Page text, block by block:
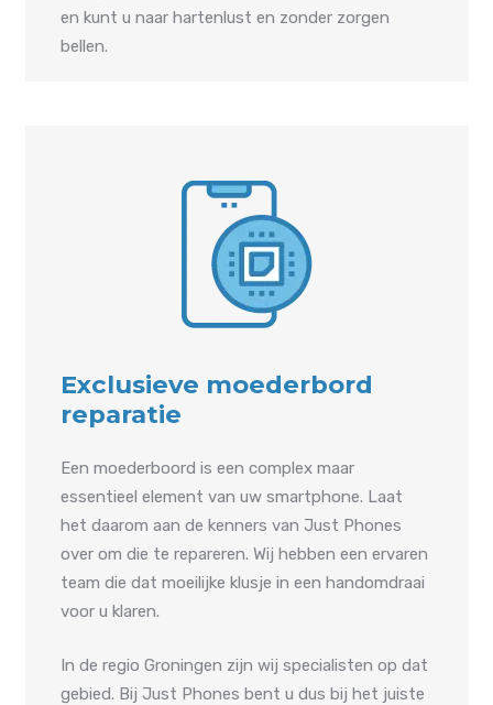
en kunt u naar hartenlust en zonder zorgen
bellen.
Exclusieve moederbord
reparatie
Een moederboord is een complex maar
essentieel element van uw smartphone. Laat
het daarom aan de kenners van Just Phones
over om die te repareren. Wij hebben een ervaren
team die dat moeilijke klusje in een handomdraai
voor u klaren.
In de regio Groningen zijn wij specialisten op dat
gebied. Bij Just Phones bent u dus bij het juiste